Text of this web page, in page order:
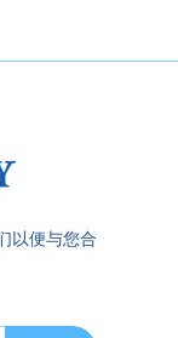
以便与您合